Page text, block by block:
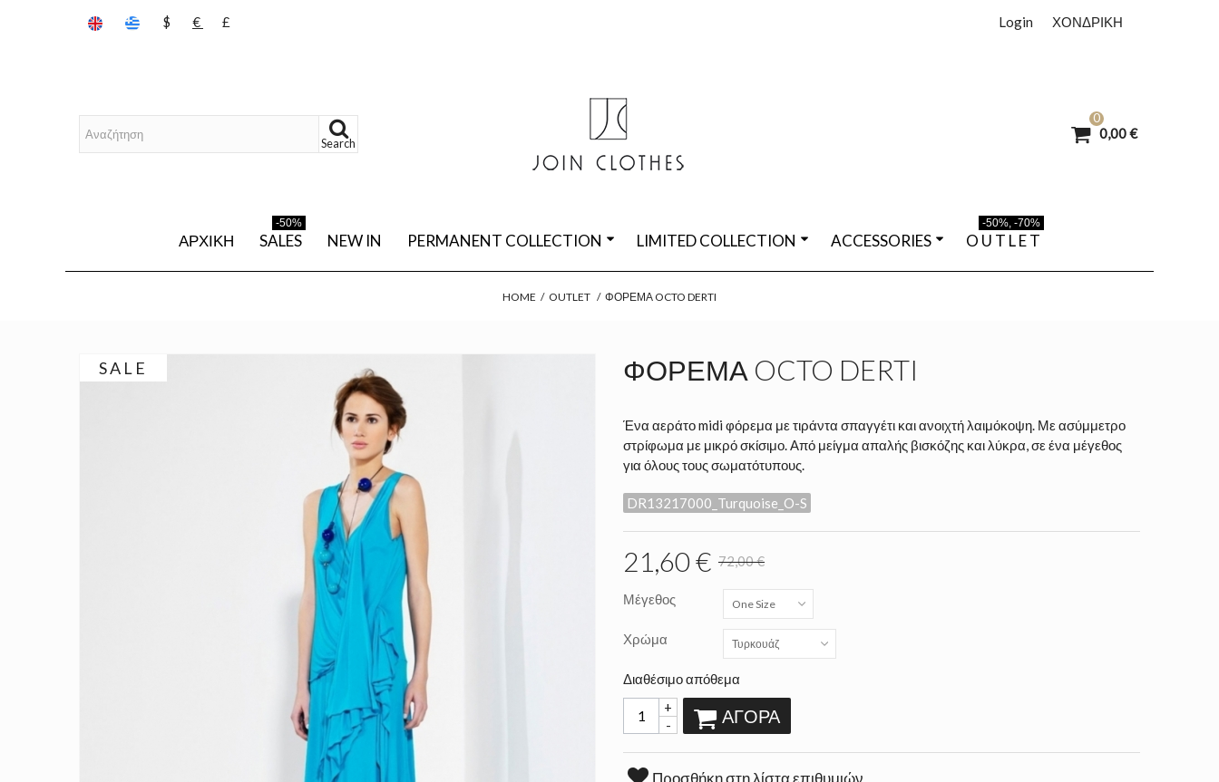
ΧΟΝΔΡΙΚΗ
Login
$ € £
Search
0
0,00 €
ΑΡΧΙΚΉ SALES
-50%
NEW IN PERMANENT COLLECTION LIMITED COLLECTION ACCESSORIES O U T L E T
-50%, -70%
HOME / OUTLET / ΦΌΡΕΜΑ OCTO DERTI
SALE ΦΌΡΕΜΑ OCTO DERTI
Ένα αεράτο midi φόρεμα με τιράντα σπαγγέτι και ανοιχτή λαιμόκοψη. Με ασύμμετρο
στρίφωμα με μικρό σκίσιμο. Από μείγμα απαλής βισκόζης και λύκρα, σε ένα μέγεθος
για όλους τους σωματότυπους.
DR13217000_Turquoise_O-S
21,60 € 72,00 €
Μέγεθος One Size
Χρώμα Τυρκουάζ
Διαθέσιμο απόθεμα
-
+ ΑΓΟΡΆ
Προσθήκη στη λίστα επιθυμιών